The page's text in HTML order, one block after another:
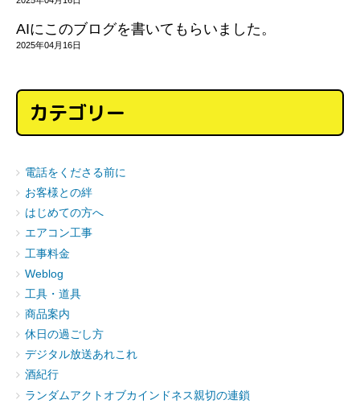
AIにこのブログを書いてもらいました。
2025年04月16日
カテゴリー
電話をくださる前に
お客様との絆
はじめての方へ
エアコン工事
工事料金
Weblog
工具・道具
商品案内
休日の過ごし方
デジタル放送あれこれ
酒紀行
ランダムアクトオブカインドネス親切の連鎖